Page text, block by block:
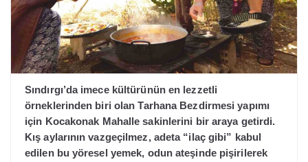
Sındırgı’da imece kültürünün en lezzetli
örneklerinden biri olan Tarhana Bezdirmesi yapımı
için Kocakonak Mahalle sakinlerini bir araya getirdi.
Kış aylarının vazgeçilmez, adeta “ilaç gibi” kabul
edilen bu yöresel yemek, odun ateşinde pişirilerek